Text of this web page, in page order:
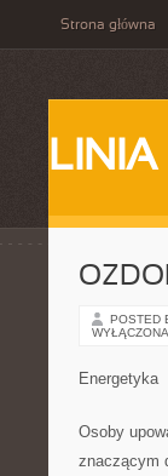
Strona główna
POSTED
WYŁĄCZONA
Energetyka
Osoby
znaczącym